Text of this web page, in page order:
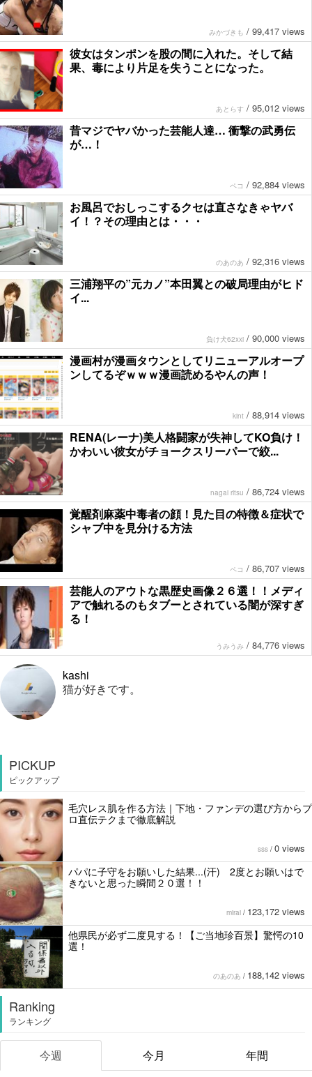
みかづきも / 99,417 views
彼女はタンポンを股の間に入れた。そして結
果、毒により片足を失うことになった。
あとらす / 95,012 views
昔マジでヤバかった芸能人達… 衝撃の武勇伝
が…！
ペコ / 92,884 views
お風呂でおしっこするクセは直さなきゃヤバ
イ！？その理由とは・・・
のあのあ / 92,316 views
三浦翔平の”元カノ”本田翼との破局理由がヒド
イ...
負け犬62xxi / 90,000 views
漫画村が漫画タウンとしてリニューアルオープ
ンしてるぞｗｗｗ漫画読めるやんの声！
kint / 88,914 views
RENA(レーナ)美人格闘家が失神してKO負け！
かわいい彼女がチョークスリーパーで絞...
nagai ritsu / 86,724 views
覚醒剤麻薬中毒者の顔！見た目の特徴＆症状で
シャブ中を見分ける方法
ペコ / 86,707 views
芸能人のアウトな黒歴史画像２６選！！メディ
アで触れるのもタブーとされている闇が深すぎ
る！
うみうみ / 84,776 views
kashi
猫が好きです。
PICKUP
ピックアップ
毛穴レス肌を作る方法｜下地・ファンデの選び方からプ
ロ直伝テクまで徹底解説
sss / 0 views
パパに子守をお願いした結果...(汗) 2度とお願いはで
きないと思った瞬間２０選！！
mirai / 123,172 views
他県民が必ず二度見する！【ご当地珍百景】驚愕の10
選！
のあのあ / 188,142 views
Ranking
ランキング
今週 今月 年間